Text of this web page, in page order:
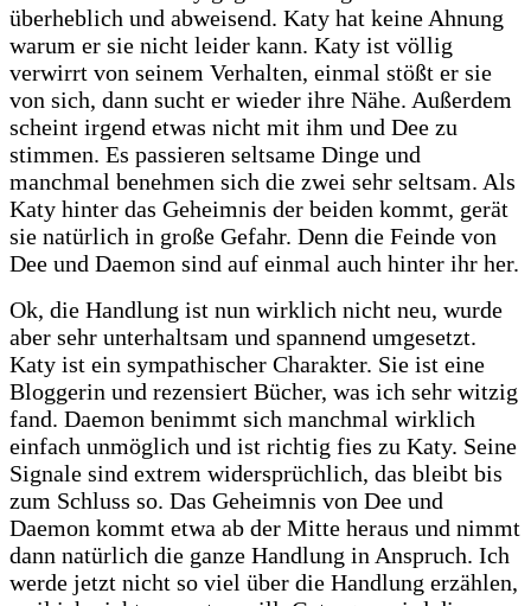
überheblich und abweisend. Katy hat keine Ahnung
warum er sie nicht leider kann. Katy ist völlig
verwirrt von seinem Verhalten, einmal stößt er sie
von sich, dann sucht er wieder ihre Nähe. Außerdem
scheint irgend etwas nicht mit ihm und Dee zu
stimmen. Es passieren seltsame Dinge und
manchmal benehmen sich die zwei sehr seltsam. Als
Katy hinter das Geheimnis der beiden kommt, gerät
sie natürlich in große Gefahr. Denn die Feinde von
Dee und Daemon sind auf einmal auch hinter ihr her.
Ok, die Handlung ist nun wirklich nicht neu, wurde
aber sehr unterhaltsam und spannend umgesetzt.
Katy ist ein sympathischer Charakter. Sie ist eine
Bloggerin und rezensiert Bücher, was ich sehr witzig
fand. Daemon benimmt sich manchmal wirklich
einfach unmöglich und ist richtig fies zu Katy. Seine
Signale sind extrem widersprüchlich, das bleibt bis
zum Schluss so. Das Geheimnis von Dee und
Daemon kommt etwa ab der Mitte heraus und nimmt
dann natürlich die ganze Handlung in Anspruch. Ich
werde jetzt nicht so viel über die Handlung erzählen,